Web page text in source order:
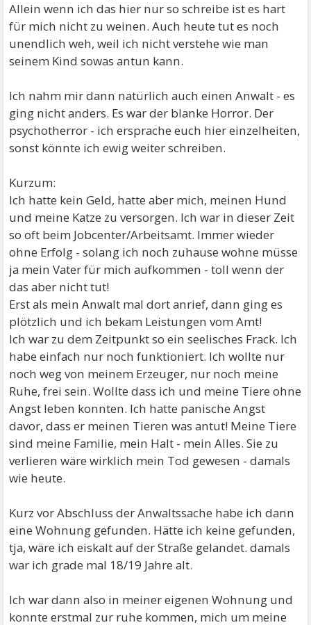
Allein wenn ich das hier nur so schreibe ist es hart
für mich nicht zu weinen. Auch heute tut es noch
unendlich weh, weil ich nicht verstehe wie man
seinem Kind sowas antun kann.
Ich nahm mir dann natürlich auch einen Anwalt - es
ging nicht anders. Es war der blanke Horror. Der
psychotherror - ich ersprache euch hier einzelheiten,
sonst könnte ich ewig weiter schreiben.
Kurzum:
Ich hatte kein Geld, hatte aber mich, meinen Hund
und meine Katze zu versorgen. Ich war in dieser Zeit
so oft beim Jobcenter/Arbeitsamt. Immer wieder
ohne Erfolg - solang ich noch zuhause wohne müsse
ja mein Vater für mich aufkommen - toll wenn der
das aber nicht tut!
Erst als mein Anwalt mal dort anrief, dann ging es
plötzlich und ich bekam Leistungen vom Amt!
Ich war zu dem Zeitpunkt so ein seelisches Frack. Ich
habe einfach nur noch funktioniert. Ich wollte nur
noch weg von meinem Erzeuger, nur noch meine
Ruhe, frei sein. Wollte dass ich und meine Tiere ohne
Angst leben konnten. Ich hatte panische Angst
davor, dass er meinen Tieren was antut! Meine Tiere
sind meine Familie, mein Halt - mein Alles. Sie zu
verlieren wäre wirklich mein Tod gewesen - damals
wie heute.
Kurz vor Abschluss der Anwaltssache habe ich dann
eine Wohnung gefunden. Hätte ich keine gefunden,
tja, wäre ich eiskalt auf der Straße gelandet. damals
war ich grade mal 18/19 Jahre alt.
Ich war dann also in meiner eigenen Wohnung und
konnte erstmal zur ruhe kommen, mich um meine